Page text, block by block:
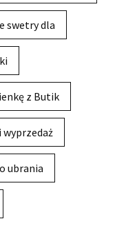
swetry dla
z Butik
ubrania